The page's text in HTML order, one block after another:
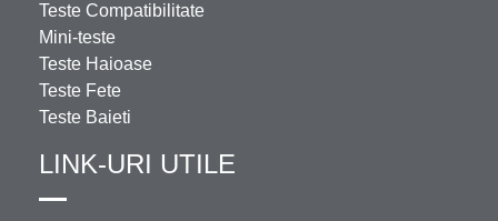
Teste Compatibilitate
Mini-teste
Teste Haioase
Teste Fete
Teste Baieti
LINK-URI UTILE